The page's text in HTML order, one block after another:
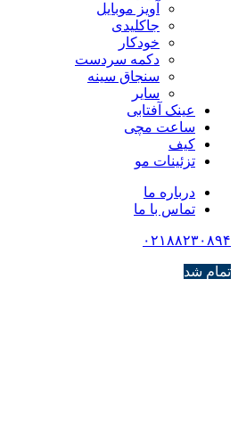
آویز موبایل
جاکلیدی
خودکار
دکمه سردست
سنجاق سینه
سایر
عینک آفتابی
ساعت مچی
کیف
تزئینات مو
درباره ما
تماس با ما
۰۲۱۸۸۲۳۰۸۹۴
تمام شد